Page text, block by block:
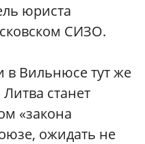
юриста
СИЗО.
в Вильнюсе тут же
станет
«закона
ожидать не